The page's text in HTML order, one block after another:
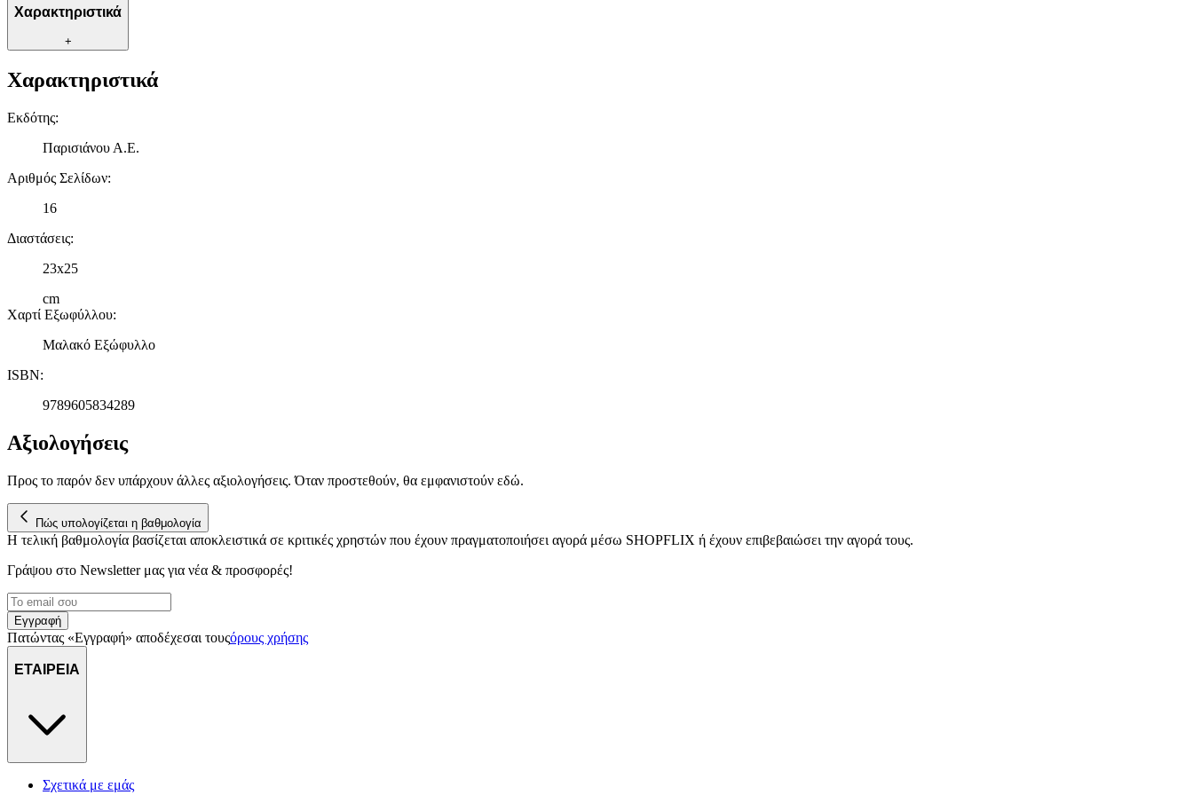
Χαρακτηριστικά
+
Χαρακτηριστικά
Εκδότης:
Παρισιάνου Α.Ε.
Αριθμός Σελίδων:
16
Διαστάσεις:
23x25
cm
Χαρτί Εξωφύλλου:
Μαλακό Εξώφυλλο
ISBN:
9789605834289
Αξιολογήσεις
Προς το παρόν δεν υπάρχουν άλλες αξιολογήσεις. Όταν προστεθούν, θα εμφανιστούν εδώ.
Πώς υπολογίζεται η βαθμολογία
Η τελική βαθμολογία βασίζεται αποκλειστικά σε κριτικές χρηστών που έχουν πραγματοποιήσει αγορά μέσω SHOPFLIX ή έχουν επιβεβαιώσει την αγορά τους.
Γράψου στο Νewsletter μας για νέα & προσφορές!
Εγγραφή
Πατώντας «Εγγραφή» αποδέχεσαι τουςόρους χρήσης
ΕΤΑΙΡΕΙΑ
Σχετικά με εμάς